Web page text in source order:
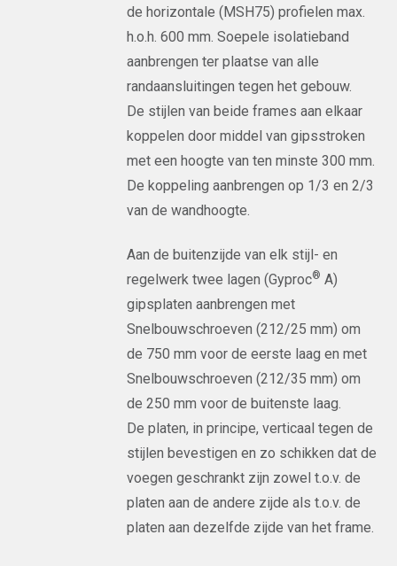
de horizontale (MSH75) profielen max.
h.o.h. 600 mm. Soepele isolatieband
aanbrengen ter plaatse van alle
randaansluitingen tegen het gebouw.
De stijlen van beide frames aan elkaar
koppelen door middel van gipsstroken
met een hoogte van ten minste 300 mm.
De koppeling aanbrengen op 1/3 en 2/3
van de wandhoogte.
Aan de buitenzijde van elk stijl- en
regelwerk twee lagen (Gyproc® A)
gipsplaten aanbrengen met
Snelbouwschroeven (212/25 mm) om
de 750 mm voor de eerste laag en met
Snelbouwschroeven (212/35 mm) om
de 250 mm voor de buitenste laag.
De platen, in principe, verticaal tegen de
stijlen bevestigen en zo schikken dat de
voegen geschrankt zijn zowel t.o.v. de
platen aan de andere zijde als t.o.v. de
platen aan dezelfde zijde van het frame.